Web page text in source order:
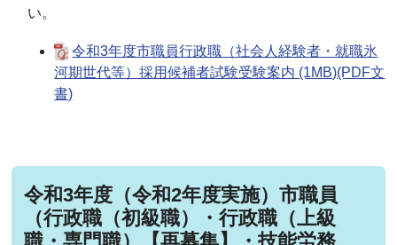
い。
令和3年度市職員行政職（社会人経験者・就職氷
河期世代等）採用候補者試験受験案内 (1MB)(PDF文
書)
令和3年度（令和2年度実施）市職員
（行政職（初級職）・行政職（上級